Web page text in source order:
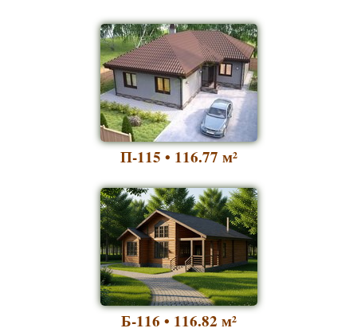
П-115 • 116.77 м²
Б-116 • 116.82 м²